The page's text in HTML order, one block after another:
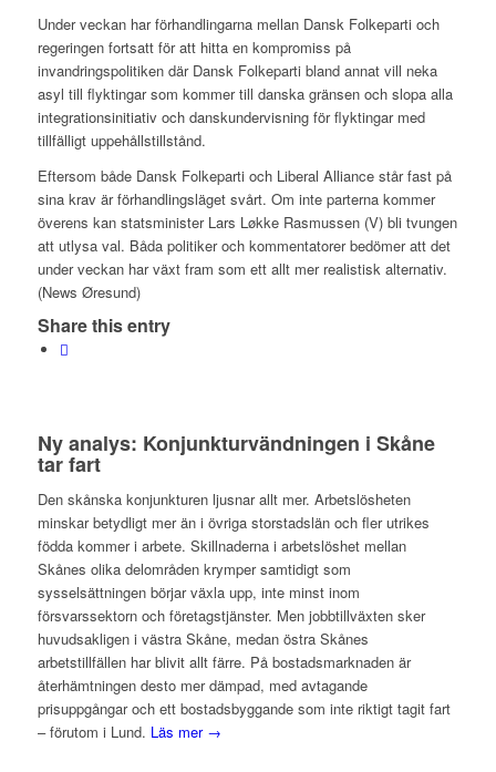
Under veckan har förhandlingarna mellan Dansk Folkeparti och
regeringen fortsatt för att hitta en kompromiss på
invandringspolitiken där Dansk Folkeparti bland annat vill neka
asyl till flyktingar som kommer till danska gränsen och slopa alla
integrationsinitiativ och danskundervisning för flyktingar med
tillfälligt uppehållstillstånd.
Eftersom både Dansk Folkeparti och Liberal Alliance står fast på
sina krav är förhandlingsläget svårt. Om inte parterna kommer
överens kan statsminister Lars Løkke Rasmussen (V) bli tvungen
att utlysa val. Båda politiker och kommentatorer bedömer att det
under veckan har växt fram som ett allt mer realistisk alternativ.
(News Øresund)
Share this entry
Ny analys: Konjunkturvändningen i Skåne
tar fart
Den skånska konjunkturen ljusnar allt mer. Arbetslösheten
minskar betydligt mer än i övriga storstadslän och fler utrikes
födda kommer i arbete. Skillnaderna i arbetslöshet mellan
Skånes olika delområden krymper samtidigt som
sysselsättningen börjar växla upp, inte minst inom
försvarssektorn och företagstjänster. Men jobbtillväxten sker
huvudsakligen i västra Skåne, medan östra Skånes
arbetstillfällen har blivit allt färre. På bostadsmarknaden är
återhämtningen desto mer dämpad, med avtagande
prisuppgångar och ett bostadsbyggande som inte riktigt tagit fart
– förutom i Lund. Läs mer →